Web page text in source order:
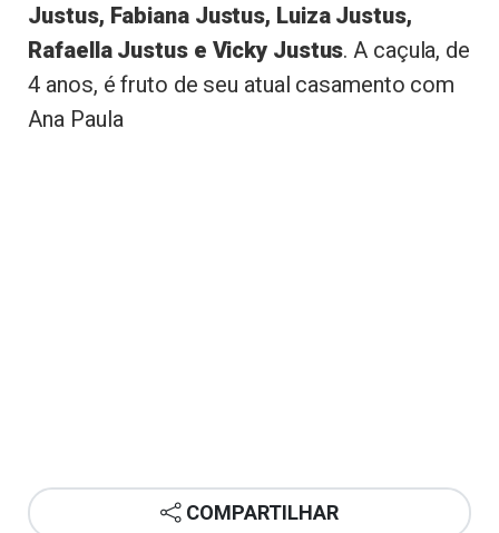
Justus, Fabiana Justus, Luiza Justus,
Rafaella Justus e Vicky Justus. A caçula, de
4 anos, é fruto de seu atual casamento com
Ana Paula
COMPARTILHAR